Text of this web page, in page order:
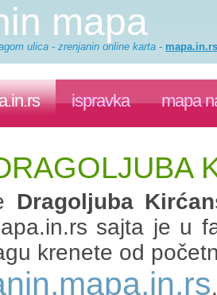
mapa
ulica - zrenjanin online karta - mapa.in.rs
ispravka mapa
Dragoljuba
sajta je u
krenete od